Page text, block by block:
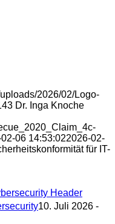
2026/02/Logo-
Dr. Inga Knoche
06 14:53:022026-02-
für IT-
10. Juli 2026 -